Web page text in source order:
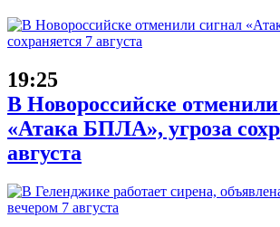
19:25
В Новороссийске
«Атака БПЛА», угроза
августа